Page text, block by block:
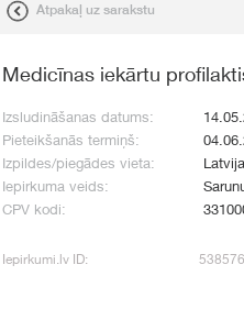
Atpakaļ uz sarakstu
Medicīnas iekārtu
Izsludināšanas datums:
Pieteikšanās termiņš:
Izpildes/piegādes vieta:
Iepirkuma veids:
CPV kodi:
Iepirkumi.lv ID: